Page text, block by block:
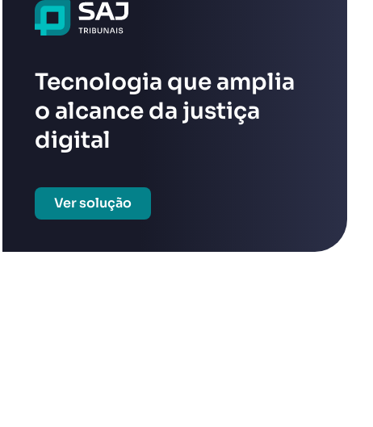
Tecnologia que amplia
o alcance da justiça
digital
Ver solução